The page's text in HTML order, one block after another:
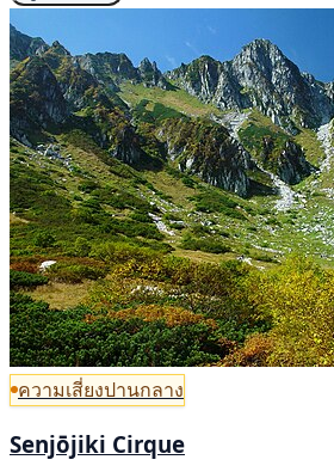
ความเสี่ยงปานกลาง
Senjōjiki Cirque